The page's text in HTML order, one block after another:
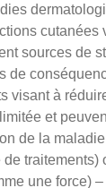
cutanées
sources de
de
visant à
et
de la
traitements)
une force)